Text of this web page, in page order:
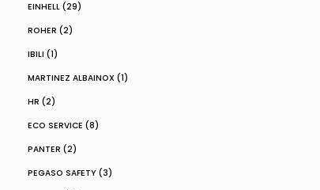
EINHELL (29)
ROHER (2)
IBILI (1)
MARTINEZ ALBAINOX (1)
HR (2)
ECO SERVICE (8)
PANTER (2)
PEGASO SAFETY (3)